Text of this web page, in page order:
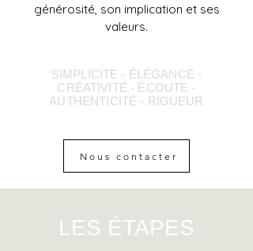
générosité, son implication et ses
valeurs.
SIMPLICITÉ - ÉLÉGANCE -
CRÉATIVITÉ - ÉCOUTE -
AUTHENTICITÉ - RIGUEUR
Nous contacter
LES ÉTAPES